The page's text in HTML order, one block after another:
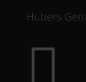
Hubers
